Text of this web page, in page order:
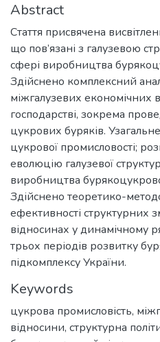
Abstract
Стаття присвячена
що пов’язані з галузевою
сфері виробництва
Здійснено комплексний
міжгалузевих економічних
господарстві, зокрема
цукрових буряків.
цукрової промисловості;
еволюцію галузевої
виробництва
Здійснено теоретико-
ефективності структурних
відносинах у динамічному
трьох періодів розвитку
підкомплексу України.
Keywords
цукрова промисловість,
відносини, структурна